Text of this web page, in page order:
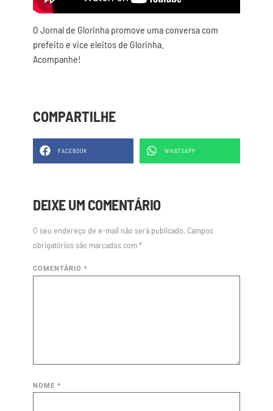
O Jornal de Glorinha promove uma conversa com
prefeito e vice eleitos de Glorinha.
Acompanhe!
COMPARTILHE
FACEBOOK WHATSAPP
DEIXE UM COMENTÁRIO
O seu endereço de e-mail não será publicado. Campos
obrigatórios são marcados com*
COMENTÁRIO *
NOME *